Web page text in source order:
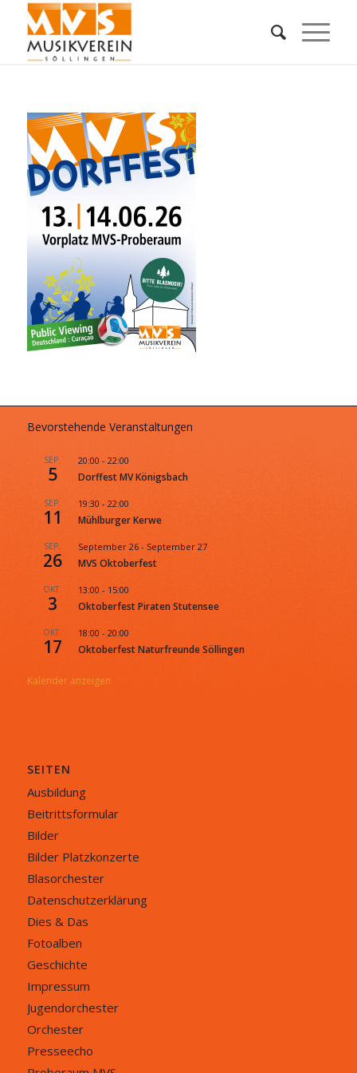
Bevorstehende Veranstaltungen
SEP.
5
20:00 - 22:00
Dorffest MV Königsbach
SEP.
11
19:30 - 22:00
Mühlburger Kerwe
SEP.
26
September 26- September 27
MVS Oktoberfest
OKT.
3
13:00 - 15:00
Oktoberfest Piraten Stutensee
OKT.
17
18:00 - 20:00
Oktoberfest Naturfreunde Söllingen
Kalender anzeigen
SEITEN
Ausbildung
Beitrittsformular
Bilder
Bilder Platzkonzerte
Blasorchester
Datenschutzerklärung
Dies & Das
Fotoalben
Geschichte
Impressum
Jugendorchester
Orchester
Presseecho